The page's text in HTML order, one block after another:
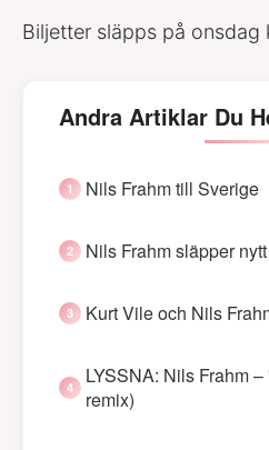
Biljetter släpps på onsdag
Andra Artiklar Du
Nils Frahm till Sverige
Nils Frahm släpper
Kurt Vile och Nils
LYSSNA: Nils Frahm –
remix)